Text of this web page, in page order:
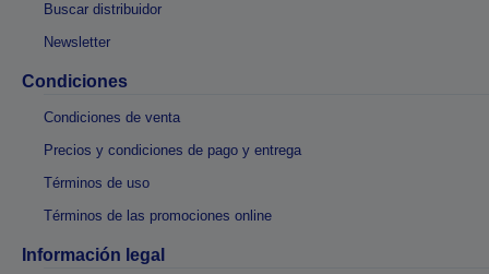
Buscar distribuidor
Newsletter
Condiciones
Condiciones de venta
Precios y condiciones de pago y entrega
Términos de uso
Términos de las promociones online
Información legal